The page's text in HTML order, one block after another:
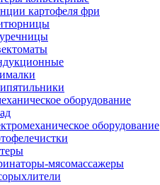
картофеля фри
оборудование
оборудование
мясомассажеры